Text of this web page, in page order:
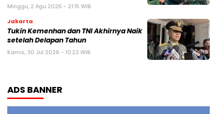
Minggu, 2 Agu 2026 - 21:15 WIB
Jakarta
Tukin Kemenhan dan TNI Akhirnya Naik
setelah Delapan Tahun
Kamis, 30 Jul 2026 - 10:22 WIB
ADS BANNER